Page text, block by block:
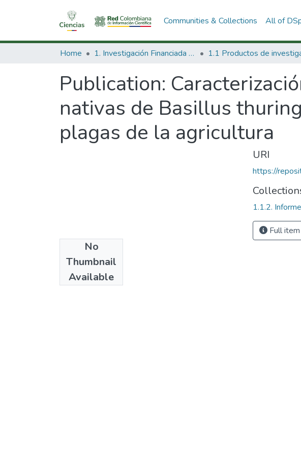
Communities & Collections All of
Home 1. Investigación Financiada con Recursos Públicos
Publication:
nativas de Basillus
plagas de la agricultura
No
Thumbnail
Available
1999
URI
https://
1.1.2.
Full